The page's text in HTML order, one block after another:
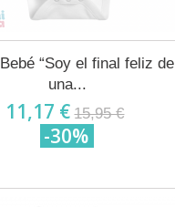
“Soy el final feliz de
una...
11,17 € 15,95 €
-30%